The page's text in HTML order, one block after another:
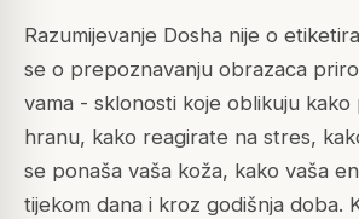
Razumijevanje Dosha nije o
se o prepoznavanju obrazaca
vama - sklonosti koje oblikuju
hranu, kako reagirate na stres,
se ponaša vaša koža, kako vaša
tijekom dana i kroz godišnja doba.